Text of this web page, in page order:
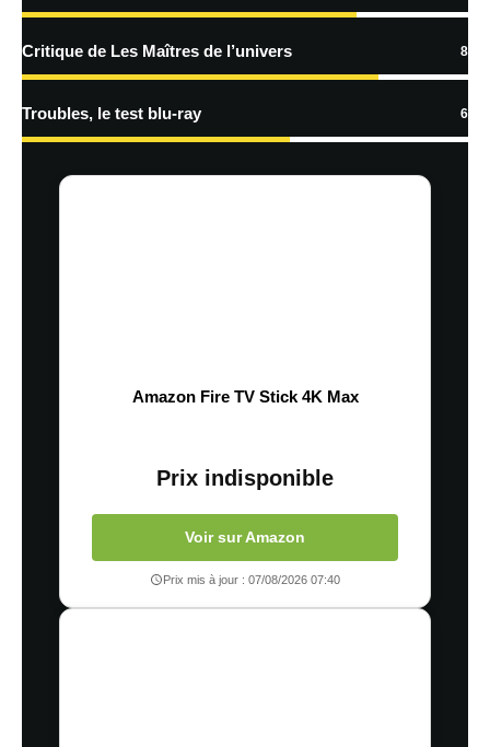
Critique de Les Maîtres de l’univers 8
Troubles, le test blu-ray 6
Amazon Fire TV Stick 4K Max
Prix indisponible
Voir sur Amazon
Prix mis à jour : 07/08/2026 07:40